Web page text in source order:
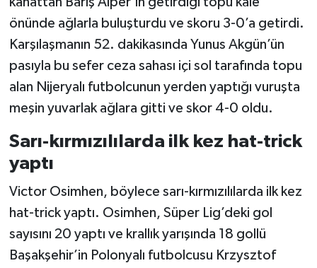
önünde ağlarla buluşturdu ve skoru 3-0’a getirdi.
Karşılaşmanın 52. dakikasında Yunus Akgün’ün
pasıyla bu sefer ceza sahası içi sol tarafında topu
alan Nijeryalı futbolcunun yerden yaptığı vuruşta
meşin yuvarlak ağlara gitti ve skor 4-0 oldu.
Sarı-kırmızılılarda ilk kez hat-trick
yaptı
Victor Osimhen, böylece sarı-kırmızılılarda ilk kez
hat-trick yaptı. Osimhen, Süper Lig’deki gol
sayısını 20 yaptı ve krallık yarışında 18 gollü
Başakşehir’in Polonyalı futbolcusu Krzysztof